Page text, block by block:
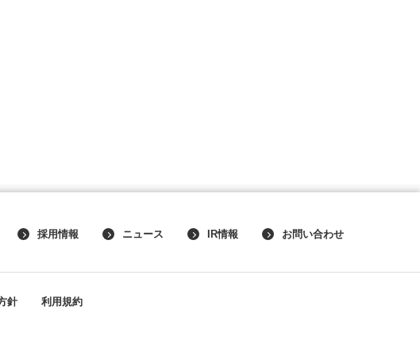
採用情報 ニュース IR情報 お問い合わせ
針 利用規約